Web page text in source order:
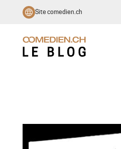
Site comedien.ch